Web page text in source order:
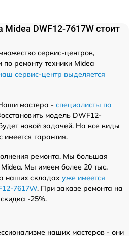
DWF12-7617W стоит
сервис-центров,
ремонту техники Midea
сервис-центр выделяется
мастера - специалисты по
модель DWF12-
новой задачей. На все виды
гарантия.
ремонта. Мы большая
Midea. Мы имеем более 20 тыс.
наших складах уже имеется
7617W. При заказе ремонта на
-25%.
наших мастеров - они